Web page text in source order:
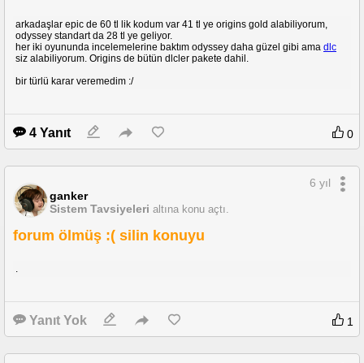
arkadaşlar epic de 60 tl lik kodum var 41 tl ye origins gold alabiliyorum,
odyssey standart da 28 tl ye geliyor.
her iki oyununda incelemelerine baktım odyssey daha güzel gibi ama dlc
siz alabiliyorum. Origins de bütün dlcler pakete dahil.
bir türlü karar veremedim :/
4 Yanıt 0
ganker
Sistem Tavsiyeleri altına konu açtı.
6 yıl
forum ölmüş :( silin konuyu
.
Yanıt Yok 1